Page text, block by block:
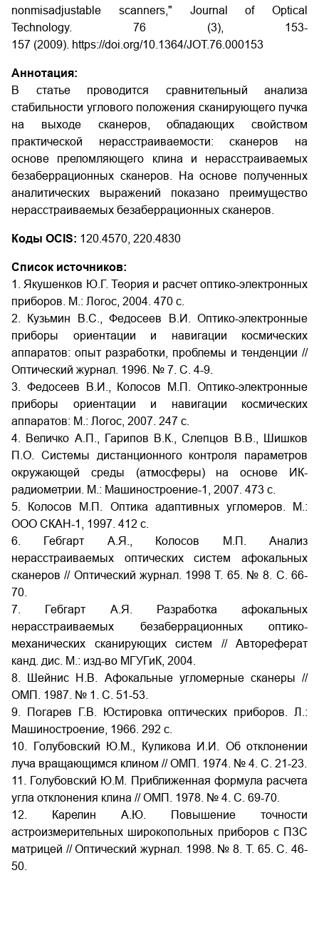
nonmisadjustable scanners," Journal of Optical
Technology. 76 (3), 153-
157 (2009). https://doi.org/10.1364/JOT.76.000153
Аннотация:
В статье проводится сравнительный анализа
стабильности углового положения сканирующего пучка
на выходе сканеров, обладающих свойством
практической нерасстраиваемости: сканеров на
основе преломляющего клина и нерасстраиваемых
безаберрационных сканеров. На основе полученных
аналитических выражений показано преимущество
нерасстраиваемых безаберрационных сканеров.
Коды OCIS: 120.4570, 220.4830
Список источников:
1. Якушенков Ю.Г. Теория и расчет оптико-электронных
приборов. М.: Логос, 2004. 470 с.
2. Кузьмин В.С., Федосеев В.И. Оптико-электронные
приборы ориентации и навигации космических
аппаратов: опыт разработки, проблемы и тенденции //
Оптический журнал. 1996. № 7. С. 4-9.
3. Федосеев В.И., Колосов М.П. Оптико-электронные
приборы ориентации и навигации космических
аппаратов: М.: Логос, 2007. 247 с.
4. Величко А.П., Гарипов В.К., Слепцов В.В., Шишков
П.О. Системы дистанционного контроля параметров
окружающей среды (атмосферы) на основе ИК-
радиометрии. М.: Машиностроение-1, 2007. 473 с.
5. Колосов М.П. Оптика адаптивных угломеров. М.:
ООО СКАН-1, 1997. 412 с.
6. Гебгарт А.Я., Колосов М.П. Анализ
нерасстраиваемых оптических систем афокальных
сканеров // Оптический журнал. 1998 Т. 65. № 8. С. 66-
70.
7. Гебгарт А.Я. Разработка афокальных
нерасстраиваемых безаберрационных оптико-
механических сканирующих систем // Автореферат
канд. дис. М.: изд-во МГУГиК, 2004.
8. Шейнис Н.В. Афокальные угломерные сканеры //
ОМП. 1987. № 1. С. 51-53.
9. Погарев Г.В. Юстировка оптических приборов. Л.:
Машиностроение, 1966. 292 с.
10. Голубовский Ю.М., Куликова И.И. Об отклонении
луча вращающимся клином // ОМП. 1974. № 4. С. 21-23.
11. Голубовский Ю.М. Приближенная формула расчета
угла отклонения клина // ОМП. 1978. № 4. С. 69-70.
12. Карелин А.Ю. Повышение точности
астроизмерительных широкопольных приборов с ПЗС
матрицей // Оптический журнал. 1998. № 8. Т. 65. С. 46-
50.